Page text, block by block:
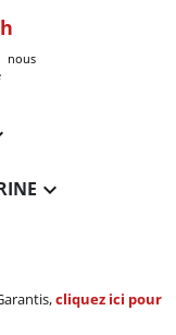
nous

cliquez ici pour